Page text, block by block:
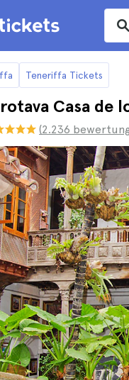
Teneriffa Tickets
Casa de
(2.236